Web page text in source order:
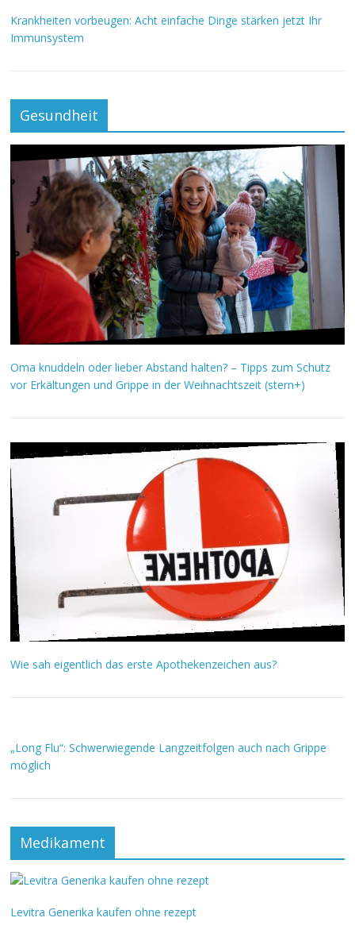
Krankheiten vorbeugen: Acht einfache Dinge stärken jetzt Ihr
Immunsystem
Gesundheit
Oma knuddeln oder lieber Abstand halten? – Tipps zum Schutz
vor Erkältungen und Grippe in der Weihnachtszeit (stern+)
Wie sah eigentlich das erste Apothekenzeichen aus?
„Long Flu“: Schwerwiegende Langzeitfolgen auch nach Grippe
möglich
Medikament
Levitra Generika kaufen ohne rezept